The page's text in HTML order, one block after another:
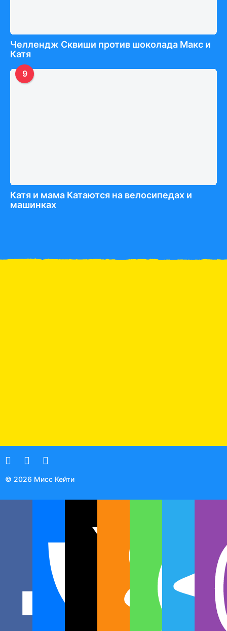
Челлендж Сквиши против шоколада Макс и
Катя
9
Катя и мама Катаются на велосипедах и
машинках
© 2026 Мисс Кейти